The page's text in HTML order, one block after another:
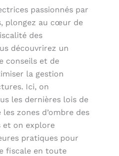
passionnés par
plongez au cœur de
des
découvrirez un
conseils et de
la gestion
Ici, on
les dernières lois de
zones d’ombre des
et on explore
pratiques pour
fiscale en toute